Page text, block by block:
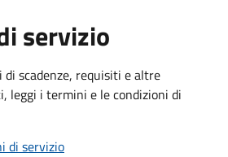
servizio
di scadenze, requisiti e altre
leggi i termini e le condizioni di
di servizio